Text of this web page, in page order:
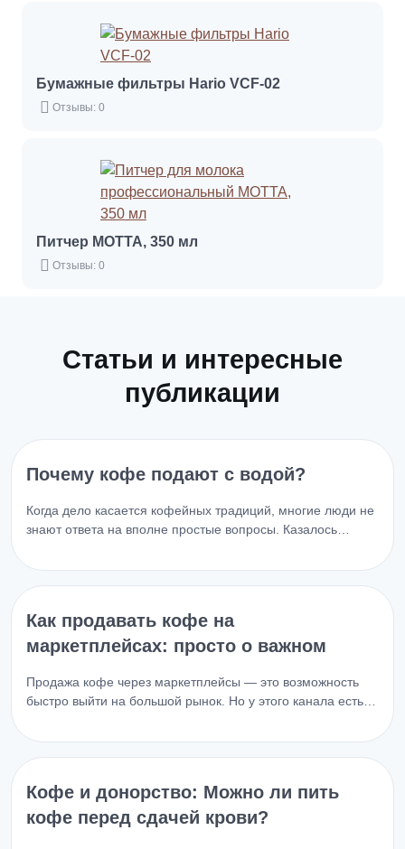
Бумажные фильтры Hario VCF-02
Отзывы: 0
Питчер MOTTA, 350 мл
Отзывы: 0
Статьи и интересные
публикации
Почему кофе подают с водой?
Когда дело касается кофейных традиций, многие люди не
знают ответа на вполне простые вопросы. Казалось…
Как продавать кофе на
маркетплейсах: просто о важном
Продажа кофе через маркетплейсы — это возможность
быстро выйти на большой рынок. Но у этого канала есть…
Кофе и донорство: Можно ли пить
кофе перед сдачей крови?